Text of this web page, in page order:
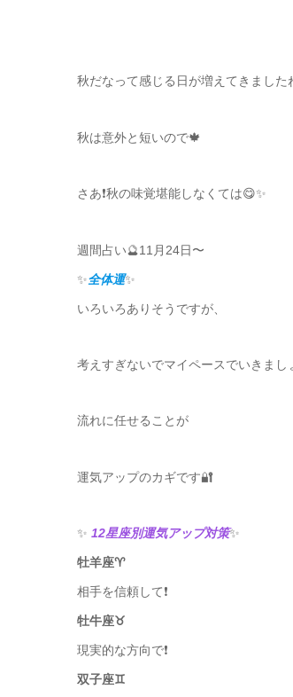
秋だなって感じる日が増えてきました
秋は意外と短いので🍁
さあ❗️秋の味覚堪能しなくては😋✨
週間占い🔮11月24日〜
✨全体運✨
いろいろありそうですが、
考えすぎないでマイペースでいきまし
流れに任せることが
運気アップのカギです🔐
✨ 12星座別運気アップ対策✨
牡羊座♈️
相手を信頼して❗️
牡牛座♉️
現実的な方向で❗️
双子座♊️